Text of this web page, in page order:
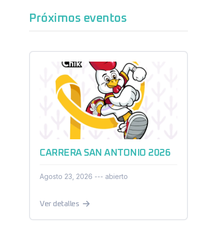
Próximos eventos
CARRERA SAN ANTONIO 2026
Agosto 23, 2026 --- abierto
Ver detalles